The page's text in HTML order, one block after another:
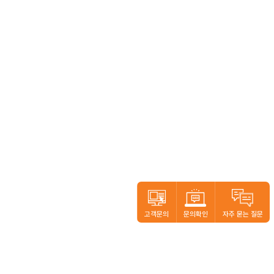
고객문의 문의확인 자주 묻는 질문